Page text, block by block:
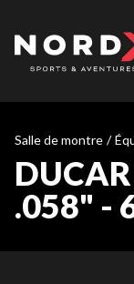
Salle de montre /
.058" -